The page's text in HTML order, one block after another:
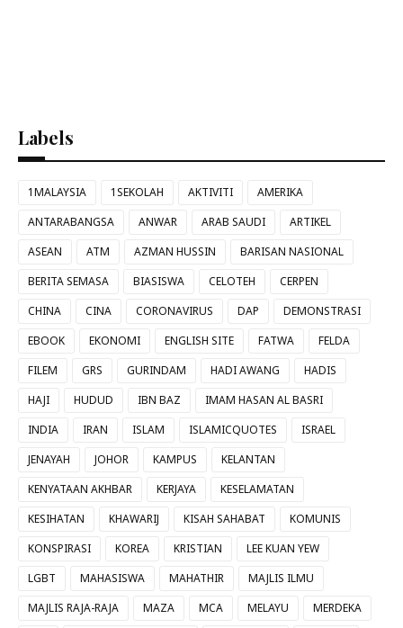
Labels
1MALAYSIA 1SEKOLAH AKTIVITI
AMERIKA
ANTARABANGSA
ANWAR ARAB SAUDI
ARTIKEL
ASEAN
ATM AZMAN HUSSIN
BARISAN NASIONAL
BERITA SEMASA
BIASISWA CELOTEH
CERPEN
CHINA
CINA CORONAVIRUS DAP
DEMONSTRASI
EBOOK
EKONOMI ENGLISH SITE FATWA
FELDA
FILEM
GRS GURINDAM HADI AWANG
HADIS
HAJI
HUDUD IBN BAZ
IMAM HASAN AL BASRI
INDIA
IRAN ISLAM ISLAMICQUOTES
ISRAEL
JENAYAH
JOHOR KAMPUS
KELANTAN
KENYATAAN AKHBAR
KERJAYA
KESELAMATAN
KESIHATAN
KHAWARIJ KISAH SAHABAT
KOMUNIS
KONSPIRASI
KOREA KRISTIAN
LEE KUAN YEW
LGBT
MAHASISWA MAHATHIR
MAJLIS ILMU
MAJLIS RAJA-RAJA
MAZA MCA MELAYU
MERDEKA